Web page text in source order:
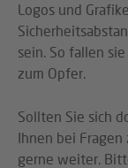
Logos und
sein. So fallen
zum Opfer.
Sollten Sie sich
Ihnen bei
gerne weiter.